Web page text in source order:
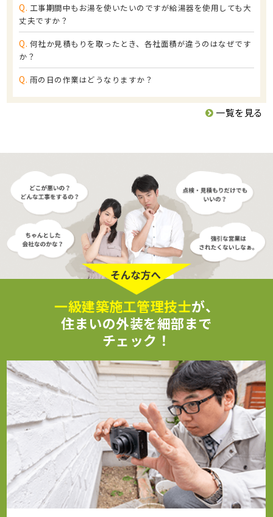
Q. 工事期間中もお湯を使いたいのですが給湯器を使用しても大
丈夫ですか？
Q. 何社か見積もりを取ったとき、各社面積が違うのはなぜです
か？
Q. 雨の日の作業はどうなりますか？
一覧を見る
一級建築施工管理技士が、
住まいの外装を細部まで
チェック！